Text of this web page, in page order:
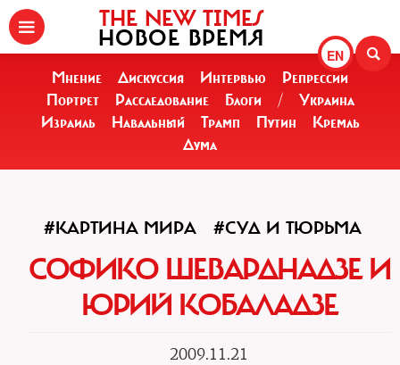
EN
THE NEW TIMES
НОВОЕ ВРЕМЯ
Мнение Дискуссия Интервью
Репрессии
Портрет
Расследование Блоги /
Украина
Израиль
Навальный Трамп Путин
Кремль
Дума
#КАРТИНА МИРА #СУД И ТЮРЬМА
СОФИКО ШЕВАРДНАДЗЕ И
ЮРИЙ КОБАЛАДЗЕ
2009.11.21